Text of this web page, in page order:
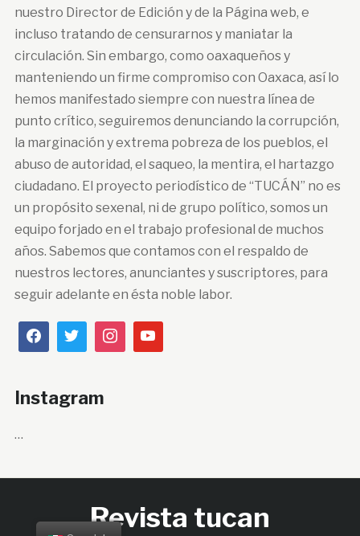
nuestro Director de Edición y de la Página web, e
incluso tratando de censurarnos y maniatar la
circulación. Sin embargo, como oaxaqueños y
manteniendo un firme compromiso con Oaxaca, así lo
hemos manifestado siempre con nuestra línea de
punto crítico, seguiremos denunciando la corrupción,
la marginación y extrema pobreza de los pueblos, el
abuso de autoridad, el saqueo, la mentira, el hartazgo
ciudadano. El proyecto periodístico de “TUCÁN” no es
un propósito sexenal, ni de grupo político, somos un
equipo forjado en el trabajo profesional de muchos
años. Sabemos que contamos con el respaldo de
nuestros lectores, anunciantes y suscriptores, para
seguir adelante en ésta noble labor.
Instagram
…
Revista tucan